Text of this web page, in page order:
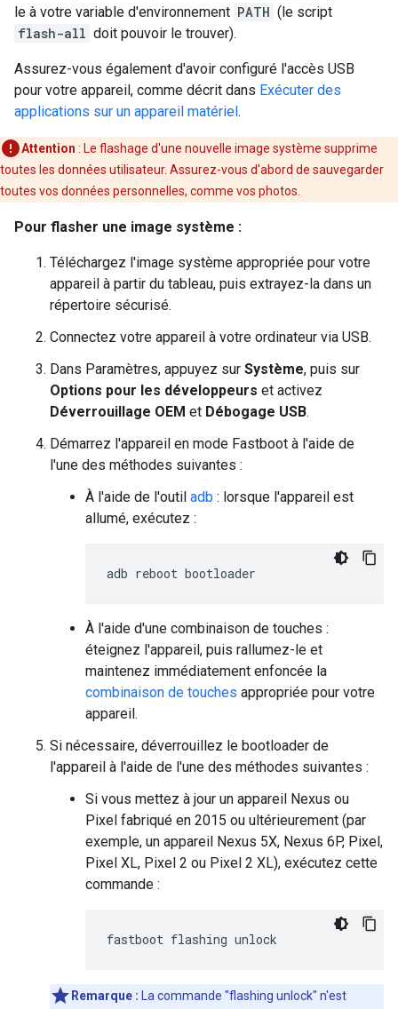
le à votre variable d'environnement PATH (le script
flash-all doit pouvoir le trouver).
Assurez-vous également d'avoir configuré l'accès USB
pour votre appareil, comme décrit dans Exécuter des
applications sur un appareil matériel.
Attention : Le flashage d'une nouvelle image système supprime
toutes les données utilisateur. Assurez-vous d'abord de sauvegarder
toutes vos données personnelles, comme vos photos.
Pour flasher une image système :
Téléchargez l'image système appropriée pour votre
appareil à partir du tableau, puis extrayez-la dans un
répertoire sécurisé.
Connectez votre appareil à votre ordinateur via USB.
Dans Paramètres, appuyez sur Système, puis sur
Options pour les développeurs et activez
Déverrouillage OEM et Débogage USB.
Démarrez l'appareil en mode Fastboot à l'aide de
l'une des méthodes suivantes :
À l'aide de l'outil adb : lorsque l'appareil est
allumé, exécutez :
adb reboot bootloader
À l'aide d'une combinaison de touches :
éteignez l'appareil, puis rallumez-le et
maintenez immédiatement enfoncée la
combinaison de touches appropriée pour votre
appareil.
Si nécessaire, déverrouillez le bootloader de
l'appareil à l'aide de l'une des méthodes suivantes :
Si vous mettez à jour un appareil Nexus ou
Pixel fabriqué en 2015 ou ultérieurement (par
exemple, un appareil Nexus 5X, Nexus 6P, Pixel,
Pixel XL, Pixel 2 ou Pixel 2 XL), exécutez cette
commande :
Remarque : La commande "flashing unlock" n'est